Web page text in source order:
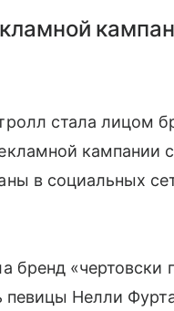
стала лицом
кампании
в социальных
бренд
певицы Нелли